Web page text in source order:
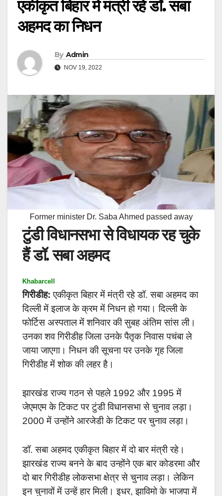
एकीकृत बिहार में मंत्री रहे डॉ. सबा
अहमद का निधन
By Admin
NOV 19, 2022
Former minister Dr. Saba Ahmed passed away
टुंडी विधानसभा से विधायक रह चुके
हैं डॉ. सबा अहमद
Khabarcell
गिरीडीह:एकीकृत बिहार में मंत्री रहे डॉ. सबा अहमद का
दिल्ली में इलाज के क्रम में निधन हो गया। दिल्ली के
फोर्टिस अस्पताल में शनिवार की सुबह अंतिम सांस ली।
उनका शव गिरीडीह जिला उनके पैतृक निवास पचंबा ले
जाया जाएगा। निधन की सूचना पर उनके गृह जिला
गिरीडीह में शोक की लहर है।
झारखंड राज्य गठन से पहले 1992 और 1995 में
जेएमएम के टिकट पर टुंडी विधानसभा से चुनाव लड़ा।
2000 में उन्होंने आरजेडी के टिकट पर चुनाव लड़ा।
डॉ. सबा अहमद एकीकृत बिहार में दो बार मंत्री रहे।
झारखंड राज्य बनने के बाद उन्होंने एक बार कोडरमा और
दो बार गिरीडीह लोकसभा क्षेत्र से चुनाव लड़ा। लेकिन
इन चुनावों में उन्हें हार मिली। इधर,झाविमो के भाजपा में